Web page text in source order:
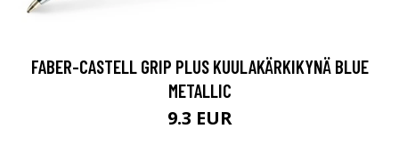
FABER-CASTELL GRIP PLUS KUULAKÄRKIKYNÄ BLUE
METALLIC
9.3 EUR